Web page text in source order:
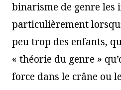
binarisme de genre les
particulièrement
peu trop des enfants,
« théorie du genre »
force dans le crâne ou